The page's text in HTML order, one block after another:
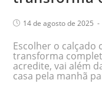
14 de agosto de 2025
Escolher o calçado
transforma
acredite, vai além
casa pela manhã